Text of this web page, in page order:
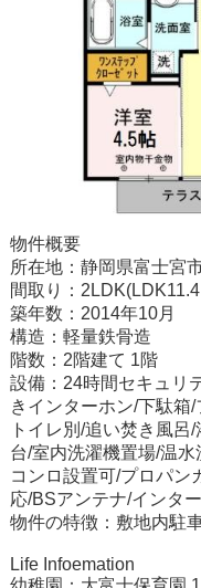
物件概要
所在地：静岡県富士宮
間取り：
築年数：2014年10月
構造：軽量鉄骨造
階数：2階建て 1階
設備：24時間セキュリ
きインターホン/下駄箱
トイレ別/追い焚き風
台/室内洗濯機置場/温
コンロ設置可/プロパン
応/BSアンテナ/インタ
物件の特徴：敷地内駐
Life Infoemation